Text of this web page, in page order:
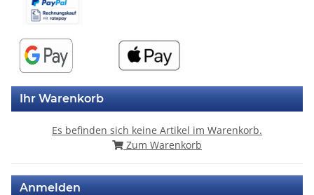
Ihr Warenkorb
Es befinden sich keine Artikel im Warenkorb.
Zum Warenkorb
Anmelden